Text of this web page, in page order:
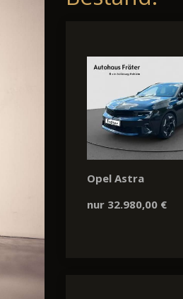
Opel Astra
nur 32.980,00 €